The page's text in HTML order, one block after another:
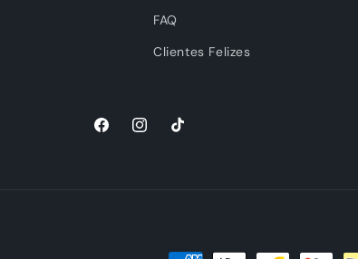
FAQ
Clientes Felizes
FacebookInstagramTikTok